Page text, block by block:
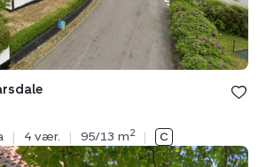
| 4 vær. | 95/13 m2 |